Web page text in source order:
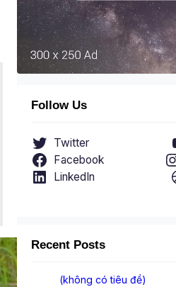
Follow Us
Twitter
Facebook
LinkedIn
Recent Posts
(không có tiêu đề)